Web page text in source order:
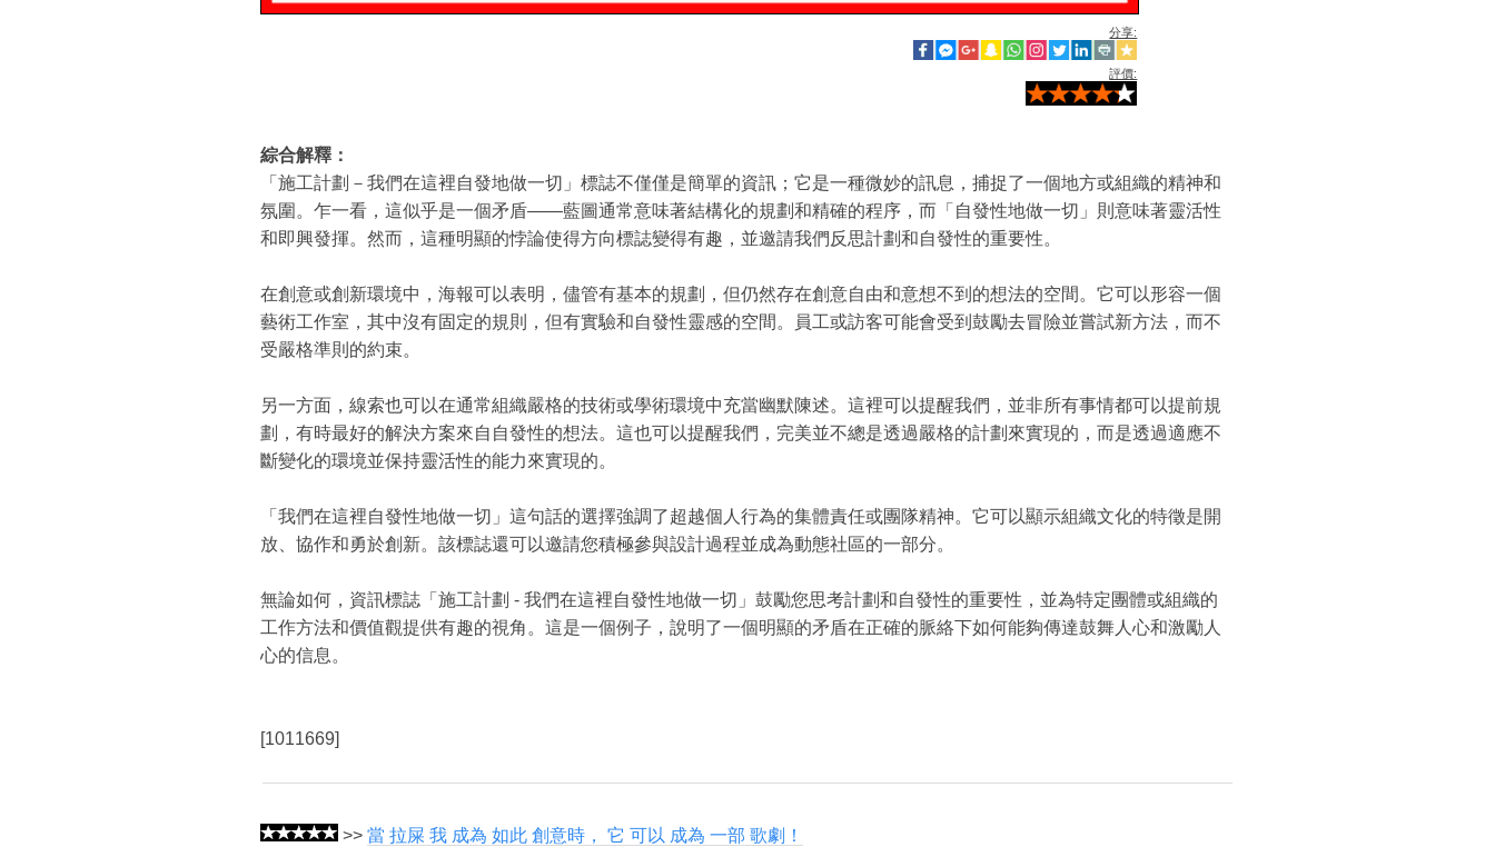
分享:
評價:
綜合解釋：
「施工計劃－我們在這裡自發地做一切」標誌不僅僅是簡單的資訊；它是一種微妙的訊息，捕捉了一個地方或組織的精神和
氛圍。乍一看，這似乎是一個矛盾——藍圖通常意味著結構化的規劃和精確的程序，而「自發性地做一切」則意味著靈活性
和即興發揮。然而，這種明顯的悖論使得方向標誌變得有趣，並邀請我們反思計劃和自發性的重要性。
在創意或創新環境中，海報可以表明，儘管有基本的規劃，但仍然存在創意自由和意想不到的想法的空間。它可以形容一個
藝術工作室，其中沒有固定的規則，但有實驗和自發性靈感的空間。員工或訪客可能會受到鼓勵去冒險並嘗試新方法，而不
受嚴格準則的約束。
另一方面，線索也可以在通常組織嚴格的技術或學術環境中充當幽默陳述。這裡可以提醒我們，並非所有事情都可以提前規
劃，有時最好的解決方案來自自發性的想法。這也可以提醒我們，完美並不總是透過嚴格的計劃來實現的，而是透過適應不
斷變化的環境並保持靈活性的能力來實現的。
「我們在這裡自發性地做一切」這句話的選擇強調了超越個人行為的集體責任或團隊精神。它可以顯示組織文化的特徵是開
放、協作和勇於創新。該標誌還可以邀請您積極參與設計過程並成為動態社區的一部分。
無論如何，資訊標誌「施工計劃 - 我們在這裡自發性地做一切」鼓勵您思考計劃和自發性的重要性，並為特定團體或組織的
工作方法和價值觀提供有趣的視角。這是一個例子，說明了一個明顯的矛盾在正確的脈絡下如何能夠傳達鼓舞人心和激勵人
心的信息。
[1011669]
>> 當 拉屎 我 成為 如此 創意時， 它 可以 成為 一部 歌劇！